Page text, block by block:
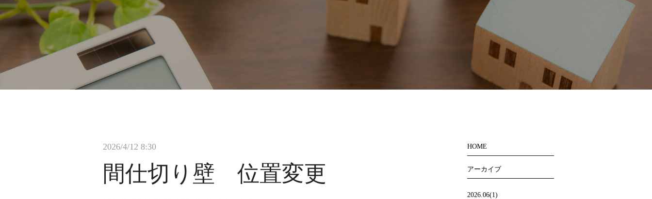
2026/4/12 8:30
間仕切り壁 位置変更
HOME
アーカイブ
2026.06(1)